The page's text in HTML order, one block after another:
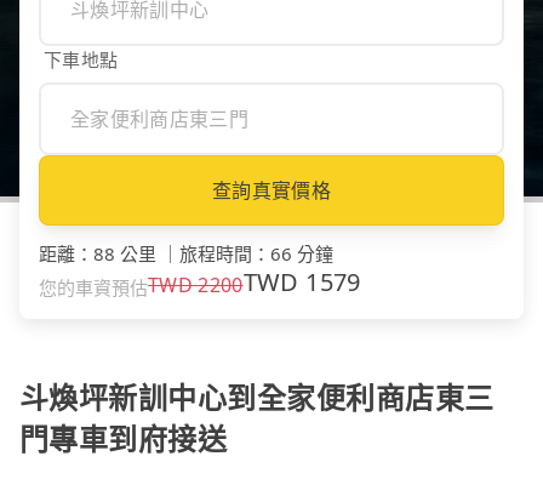
下車地點
查詢真實價格
距離 ： 88 公里 旅程時間 ： 66 分鐘
您的車資預估TWD2200TWD 1579
斗煥坪新訓中心到全家便利商店東三
門專車到府接送